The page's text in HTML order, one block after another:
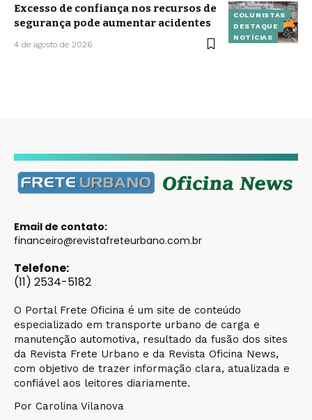
COLUNISTAS
DESTAQUE
NOTÍCIAS
Excesso de confiança nos recursos de
segurança pode aumentar acidentes
4 de agosto de 2026
Email de contato:
financeiro@revistafreteurbano.com.br
Telefone:
(11) 2534-5182
O Portal Frete Oficina é um site de conteúdo
especializado em transporte urbano de carga e
manutenção automotiva, resultado da fusão dos sites
da Revista Frete Urbano e da Revista Oficina News,
com objetivo de trazer informação clara, atualizada e
confiável aos leitores diariamente.
Por Carolina Vilanova